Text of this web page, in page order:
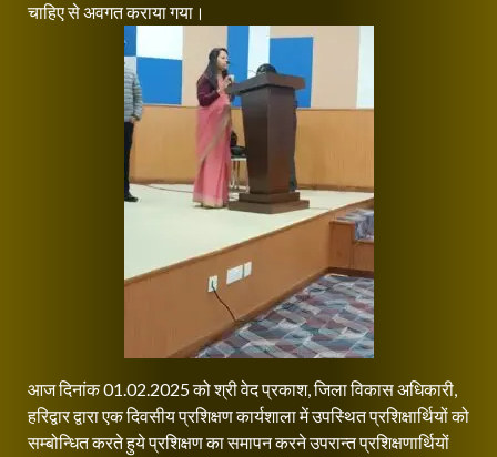
चाहिए से अवगत कराया गया।
आज दिनांक 01.02.2025 को श्री वेद प्रकाश, जिला विकास अधिकारी,
हरिद्वार द्वारा एक दिवसीय प्रशिक्षण कार्यशाला में उपस्थित प्रशिक्षार्थियों को
सम्बोन्धित करते हुये प्रशिक्षण का समापन करने उपरान्त प्रशिक्षणार्थियों